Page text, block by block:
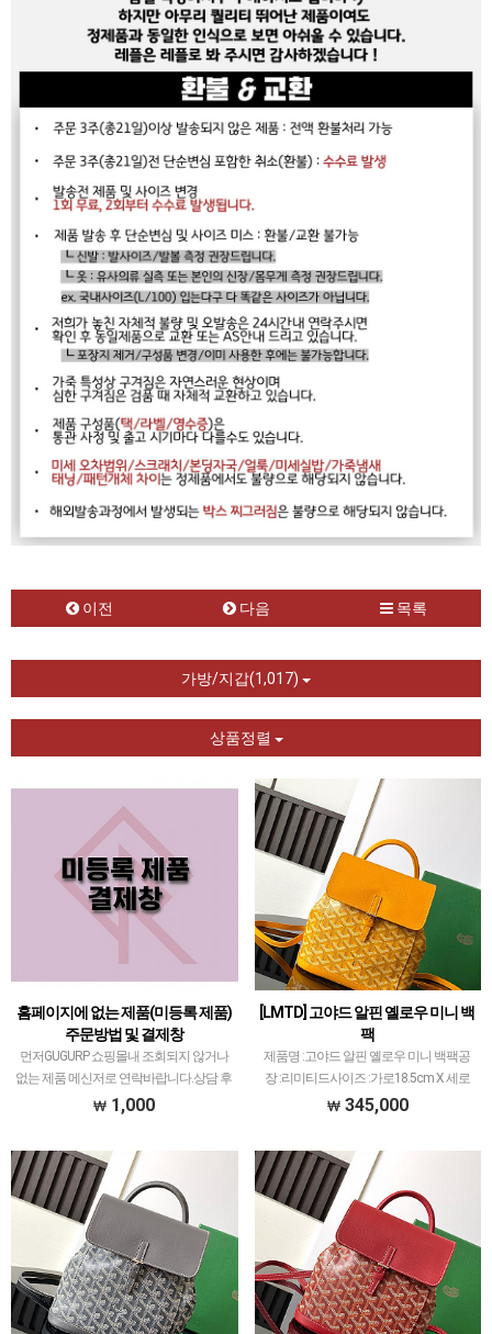
이전 다음 목록
가방/지갑(1,017)
상품정렬
홈페이지에 없는 제품(미등록 제품)
주문방법 및 결제창
먼저GUGURP 쇼핑몰내 조회되지 않거나
없는 제품 메신저로 연락바랍니다.상담 후
제품유무 확인 및 구매결정되면 본 페이지
조…
1,000
[LMTD] 고야드 알핀 옐로우 미니 백
팩
제품명 :고야드 알핀 옐로우 미니 백팩공
장 :리미티드사이즈 :가로18.5cm X 세로
21.5cm X 폭8.5cm색상 :옐로우소재 :캔버
에…
345,000